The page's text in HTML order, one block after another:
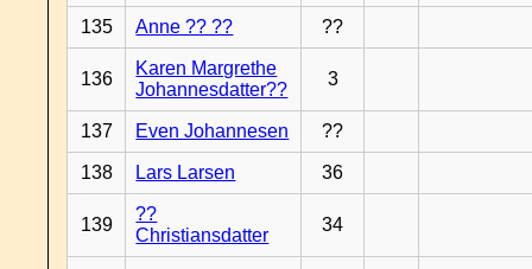
135 Anne ?? ?? ??
136
Karen Margrethe
Johannesdatter??
3
137 Even Johannesen ??
138 Lars Larsen 36
139
??
Christiansdatter
34